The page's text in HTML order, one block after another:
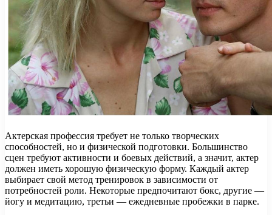
Актерская профессия требует не только творческих
способностей, но и физической подготовки. Большинство
сцен требуют активности и боевых действий, а значит, актер
должен иметь хорошую физическую форму. Каждый актер
выбирает свой метод тренировок в зависимости от
потребностей роли. Некоторые предпочитают бокс, другие —
йогу и медитацию, третьи — ежедневные пробежки в парке.